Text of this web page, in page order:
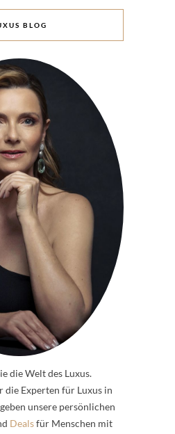
BLOG
die Welt des Luxus.
die Experten für Luxus in
unsere persönlichen
Dealsfür Menschen mit